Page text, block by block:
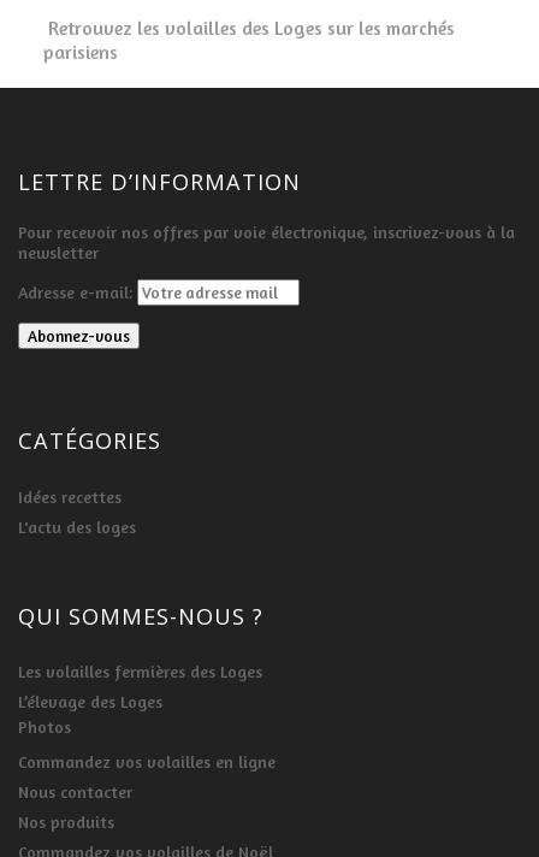
Retrouvez les volailles des Loges sur les marchés
parisiens
LETTRE D’INFORMATION
Pour recevoir nos offres par voie électronique, inscrivez-vous à la
newsletter
Adresse e-mail:
CATÉGORIES
Idées recettes
L'actu des loges
QUI SOMMES-NOUS ?
Les volailles fermières des Loges
L’élevage des Loges
Photos
Commandez vos volailles en ligne
Nous contacter
Nos produits
Commandez vos volailles de Noël